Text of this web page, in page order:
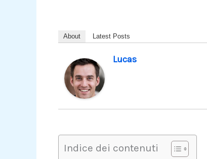
About Latest Posts
Lucas
Indice dei contenuti